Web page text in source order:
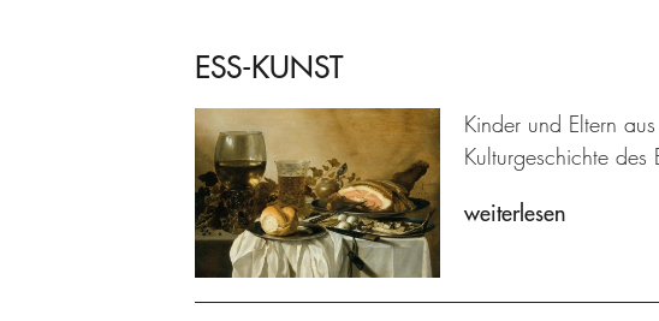
ESS-KUNST
Kinder und Eltern
Kulturgeschichte des
weiterlesen